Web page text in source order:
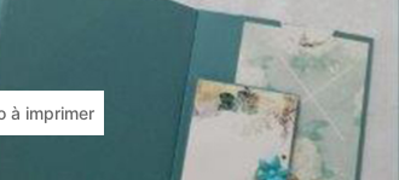
à imprimer